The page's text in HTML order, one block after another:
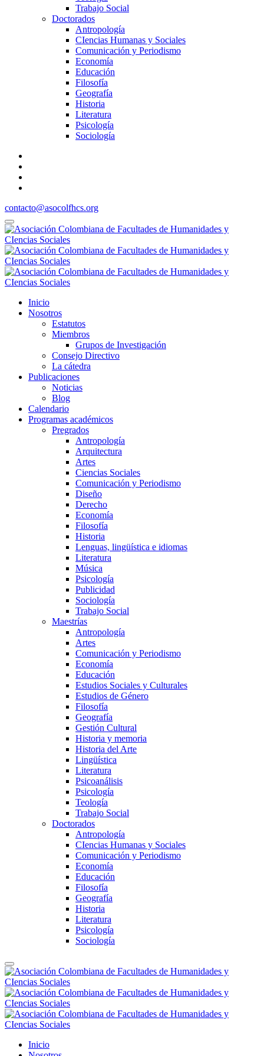
Trabajo Social
Doctorados
Antropología
CIencias Humanas y Sociales
Comunicación y Periodismo
Economía
Educación
Filosofía
Geografía
Historia
Literatura
Psicología
Sociología
contacto@asocolfhcs.org
Inicio
Nosotros
Estatutos
Miembros
Grupos de Investigación
Consejo Directivo
La cátedra
Publicaciones
Noticias
Blog
Calendario
Programas académicos
Pregrados
Antropología
Arquitectura
Artes
Ciencias Sociales
Comunicación y Periodismo
Diseño
Derecho
Economía
Filosofía
Historia
Lenguas, lingüística e idiomas
Literatura
Música
Psicología
Publicidad
Sociología
Trabajo Social
Maestrías
Antropología
Artes
Comunicación y Periodismo
Economía
Educación
Estudios Sociales y Culturales
Estudios de Género
Filosofía
Geografía
Gestión Cultural
Historia y memoria
Historia del Arte
Lingüística
Literatura
Psicoanálisis
Psicología
Teología
Trabajo Social
Doctorados
Antropología
CIencias Humanas y Sociales
Comunicación y Periodismo
Economía
Educación
Filosofía
Geografía
Historia
Literatura
Psicología
Sociología
Inicio